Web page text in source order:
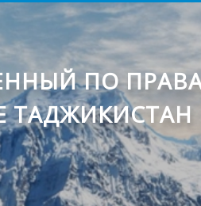
ПО
ТАДЖИКИСТАН